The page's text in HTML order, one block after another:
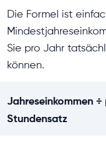
Die Formel ist
Sie pro Jahr
können.
Jahreseinkommen
Stundensatz